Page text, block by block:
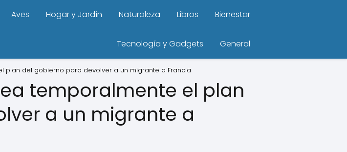
Aves Hogar y Jardín Naturaleza Libros Bienestar
Tecnología y Gadgets General
plan del gobierno para devolver a un migrante a Francia
temporalmente el plan
a un migrante a